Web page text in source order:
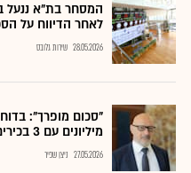
המסחר בת"א ננעל
לאחר הדיווח על
28.05.2026 שירות גלובס
"סכום מופרך":
מיליונים עם 3 בכירים לשעבר
27.05.2026 ניצן שפיר